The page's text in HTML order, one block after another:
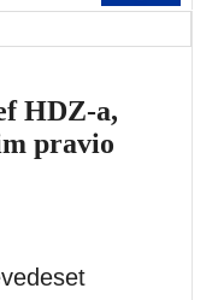
HDZ-a,
pravio